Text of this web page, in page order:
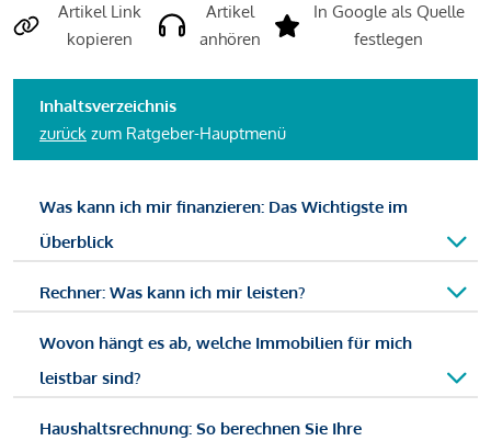
Artikel Link
kopieren
Artikel
anhören
In Google als Quelle
festlegen
Inhaltsverzeichnis
zurück zum Ratgeber-Hauptmenü
Was kann ich mir finanzieren: Das Wichtigste im
Überblick
Rechner: Was kann ich mir leisten?
Wovon hängt es ab, welche Immobilien für mich
leistbar sind?
Haushaltsrechnung: So berechnen Sie Ihre